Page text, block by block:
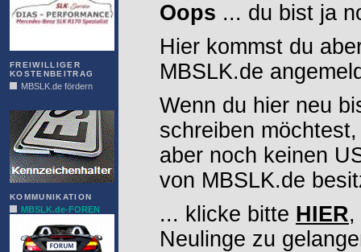
FREIWILLIGER
KOSTENBEITRAG
MBSLK.de fördern
KOMMUNIKATION
MBSLK.de-FOREN
Oops ... du bist ja
Hier kommst du
MBSLK.de
Wenn du hier neu
schreiben möchtest,
aber noch keinen
von MBSLK.de
... klicke bitte HIER,
Neulinge zu